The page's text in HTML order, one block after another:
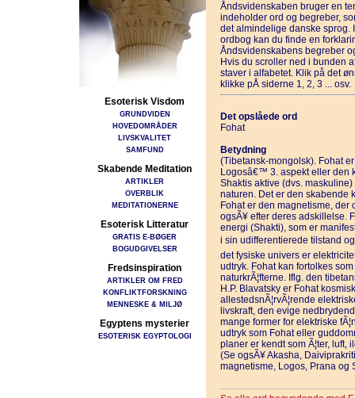
Esoterisk Visdom
GRUNDVIDEN
HOVEDOMRÅDER
LIVSKVALITET
SAMFUND
Skabende Meditation
ARTIKLER
OVERBLIK
MEDITATIONERNE
Esoterisk Litteratur
GRATIS E-BØGER
BOGUDGIVELSER
Fredsinspiration
ARTIKLER OM FRED
KONFLIKTFORSKNING
MENNESKE & MILJØ
Egyptens mysterier
ESOTERISK EGYPTOLOGI
Åndsvidenskaben bruger en
indeholder ord og begreber,
det almindelige danske sprog.
ordbog kan du finde en
Åndsvidenskabens begreber
Hvis du scroller ned i bunden
staver i alfabetet. Klik på det
klikke pÅ siderne 1, 2, 3 ... osv.
Det opslåede ord
Fohat
Betydning
(Tibetansk-mongolsk). Fohat
Logosâ€™ 3. aspekt eller den
Shaktis aktive (dvs.
naturen. Det er den skabende
Fohat er den magnetisme,
ogsÃ¥ efter deres adskillelse.
energi (Shakti), som er
i sin udifferentierede tilstand
det fysiske univers er
udtryk. Fohat kan fortolkes
naturkrÃ¦fterne. Iflg. den
H.P. Blavatsky er Fohat
allestedsnÃ¦rvÃ¦rende
livskraft, den evige
mange former for elektriske
udtryk som Fohat eller
planer er kendt som Ã¦ter, luft,
(Se ogsÃ¥ Akasha,
magnetisme, Logos, Prana og